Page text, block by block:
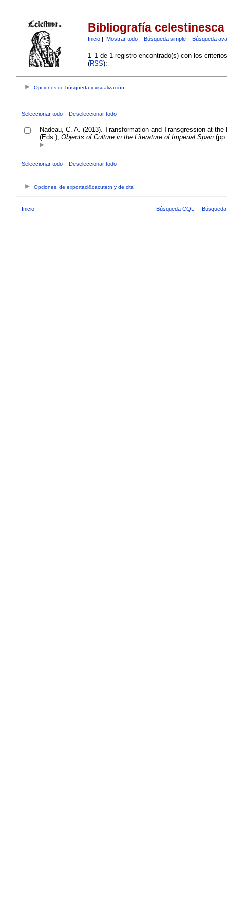
Bibliografía celestinesca
Inicio| Mostrar todo| Búsqueda simple| Búsqueda
1–1 de 1 registro encontrado(s) con los
(RSS):
Opciones de búsqueda y visualización
Seleccionar todo Deseleccionar todo
Nadeau, C. A. (2013). Transformation and Transgression at
(Eds.), Objects of Culture in the Literature of Imperial Spain(pp.
Seleccionar todo Deseleccionar todo
Opciones, de exportaci&oacute;n y de cita
Inicio Búsqueda CQL |